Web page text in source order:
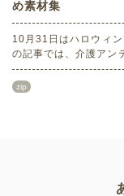
め素材集
10月31日はハロウィン
の記事では、介護アン
う高齢者向けイラスト
ら、ハロウィンにちな
zip